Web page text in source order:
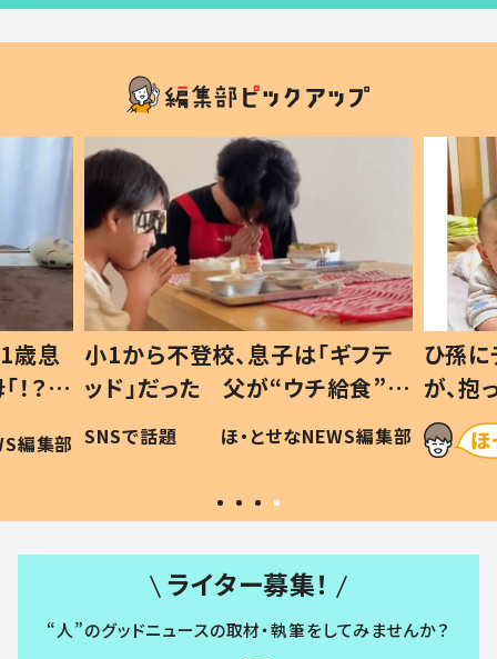
歳息
？」
編集部
小1から不登校、息子は「ギフテ
ッド」だった 父が“ウチ給食”を
作り続ける理由とは #令和の親
#令和の子
SNSで話題 ほ・とせなNEWS編集部
ひ孫
が、
「涙が
い」
ライター募集！
“人”のグッドニュースの取材・執筆をしてみませんか？